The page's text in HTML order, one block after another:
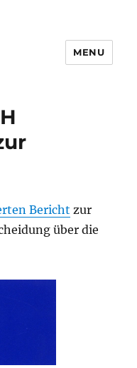
MENU
Bericht zur
über die